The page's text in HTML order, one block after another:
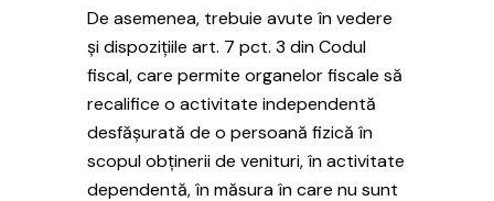
De asemenea, trebuie avute în vedere
și dispozițiile art. 7 pct. 3 din Codul
fiscal, care permite organelor fiscale să
recalifice o activitate independentă
desfășurată de o persoană fizică în
scopul obținerii de venituri, în activitate
dependentă, în măsura în care nu sunt